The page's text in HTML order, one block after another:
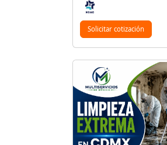
Solicitar cotización